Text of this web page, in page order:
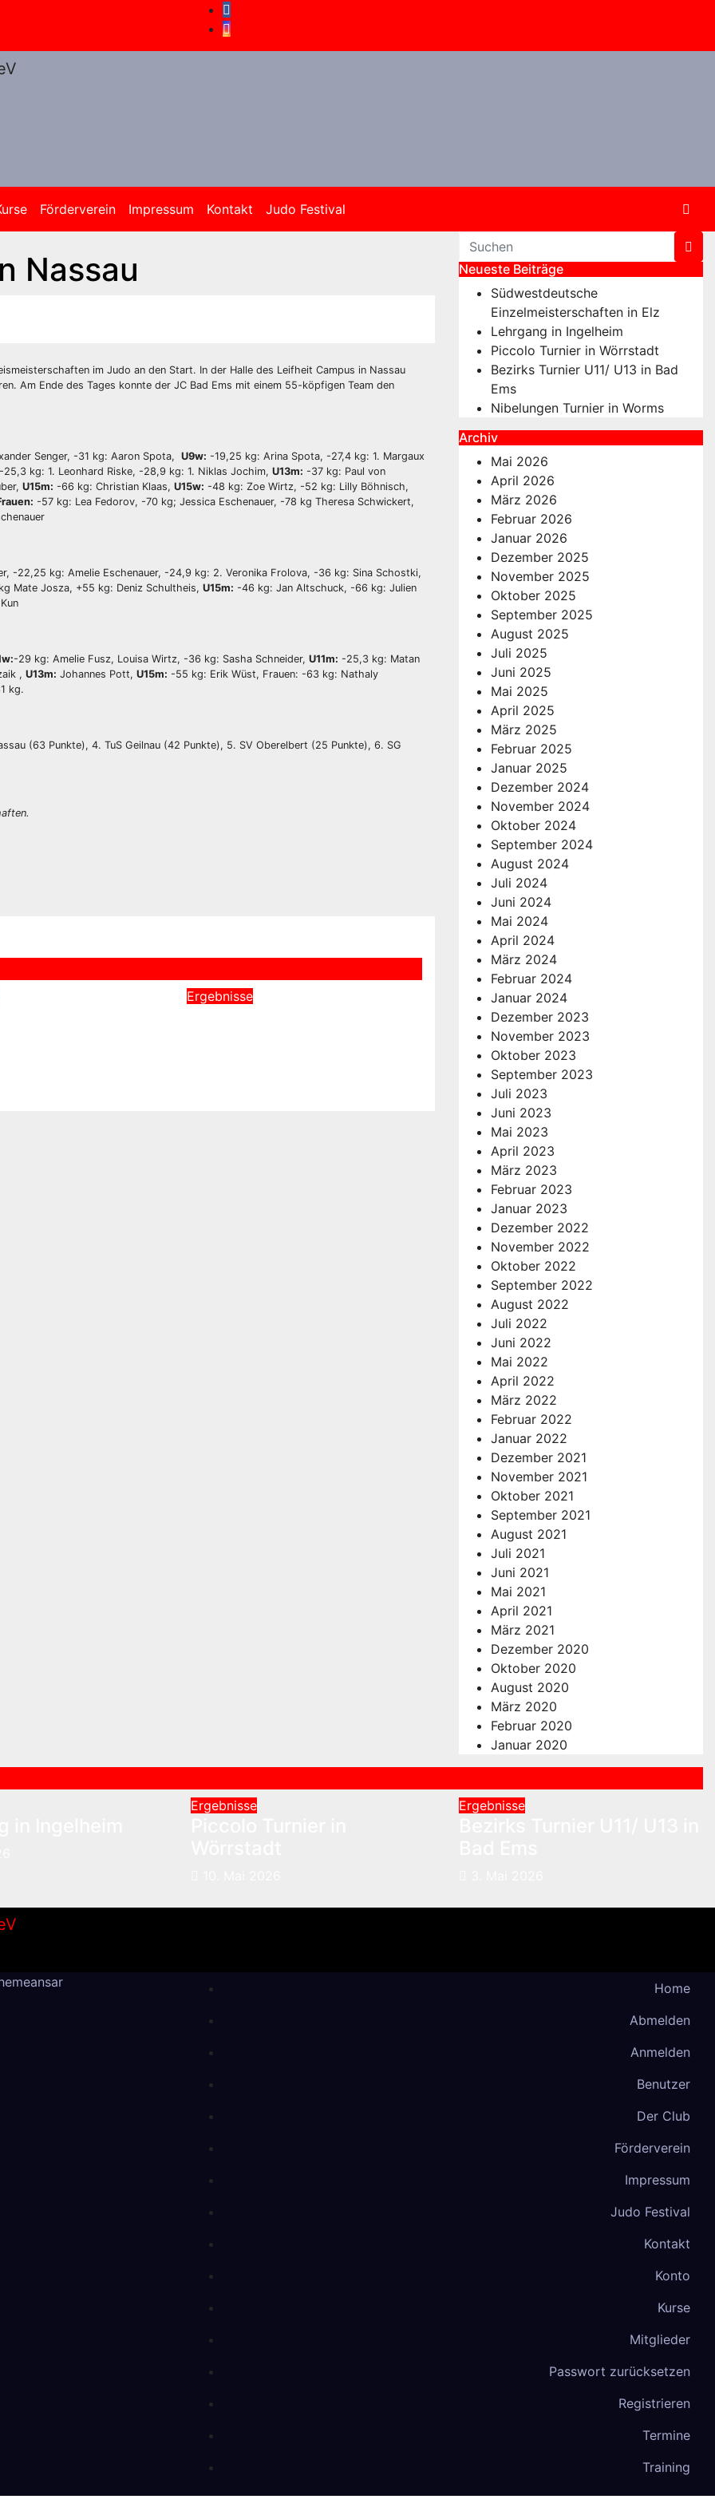
Förderverein Impressum Kontakt
Judo Festival
Nassau
im Judo an den Start. In der Halle des Leifheit Campus in Nassau
Am Ende des Tages konnte der JC Bad Ems mit einem 55-köpfigen Team den
Senger, -31 kg: Aaron Spota, U9w: -19,25 kg: Arina Spota, -27,4 kg: 1. Margaux
-25,3 kg: 1. Leonhard Riske, -28,9 kg: 1. Niklas Jochim, U13m: -37 kg: Paul von
U15m: -66 kg: Christian Klaas, U15w: -48 kg: Zoe Wirtz, -52 kg: Lilly Böhnisch,
-57 kg: Lea Fedorov, -70 kg; Jessica Eschenauer, -78 kg Theresa Schwickert,
-22,25 kg: Amelie Eschenauer, -24,9 kg: 2. Veronika Frolova, -36 kg: Sina Schostki,
Mate Josza, +55 kg: Deniz Schultheis, U15m: -46 kg: Jan Altschuck, -66 kg: Julien
-29 kg: Amelie Fusz, Louisa Wirtz, -36 kg: Sasha Schneider, U11m: -25,3 kg: Matan
, U13m: Johannes Pott, U15m: -55 kg: Erik Wüst, Frauen: -63 kg: Nathaly
kg.
(63 Punkte), 4. TuS Geilnau (42 Punkte), 5. SV Oberelbert (25 Punkte), 6. SG
Ergebnisse
Neueste Beiträge
Südwestdeutsche
Einzelmeisterschaften in Elz
Lehrgang in Ingelheim
Piccolo Turnier in Wörrstadt
Bezirks Turnier U11/ U13 in Bad
Ems
Nibelungen Turnier in Worms
Archiv
Mai 2026
April 2026
März 2026
Februar 2026
Januar 2026
Dezember 2025
November 2025
Oktober 2025
September 2025
August 2025
Juli 2025
Juni 2025
Mai 2025
April 2025
März 2025
Februar 2025
Januar 2025
Dezember 2024
November 2024
Oktober 2024
September 2024
August 2024
Juli 2024
Juni 2024
Mai 2024
April 2024
März 2024
Februar 2024
Januar 2024
Dezember 2023
November 2023
Oktober 2023
September 2023
Juli 2023
Juni 2023
Mai 2023
April 2023
März 2023
Februar 2023
Januar 2023
Dezember 2022
November 2022
Oktober 2022
September 2022
August 2022
Juli 2022
Juni 2022
Mai 2022
April 2022
März 2022
Februar 2022
Januar 2022
Dezember 2021
November 2021
Oktober 2021
September 2021
August 2021
Juli 2021
Juni 2021
Mai 2021
April 2021
März 2021
Dezember 2020
Oktober 2020
August 2020
März 2020
Februar 2020
Januar 2020
Ergebnisse Ergebnisse
Home
Abmelden
Anmelden
Benutzer
Der Club
Förderverein
Impressum
Judo Festival
Kontakt
Konto
Kurse
Mitglieder
Passwort zurücksetzen
Registrieren
Termine
Training